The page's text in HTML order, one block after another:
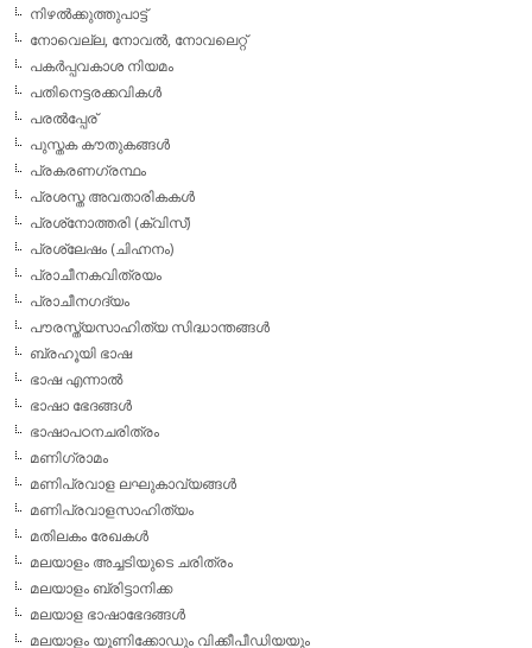
നിഴല്‍ക്കുത്തുപാട്ട്
നോവെല്ല, നോവല്‍, നോവലെറ്റ്
പകര്‍പ്പവകാശ നിയമം
പതിനെട്ടരക്കവികള്‍
പരല്‍പ്പേര്
പുസ്തക കൗതുകങ്ങള്‍
പ്രകരണഗ്രന്ഥം
പ്രശസ്ത അവതാരികകള്‍
പ്രശ്‌നോത്തരി (ക്വിസ്)
പ്രശ്ലേഷം (ചിഹ്നനം)
പ്രാചീനകവിത്രയം
പ്രാചീനഗദ്യം
പൗരസ്ത്യസാഹിത്യ സിദ്ധാന്തങ്ങള്‍
ബ്രഹൂയി ഭാഷ
ഭാഷ എന്നാല്‍
ഭാഷാ ഭേദങ്ങള്‍
ഭാഷാപഠനചരിത്രം
മണിഗ്രാമം
മണിപ്രവാള ലഘുകാവ്യങ്ങള്‍
മണിപ്രവാളസാഹിത്യം
മതിലകം രേഖകള്‍
മലയാളം അച്ചടിയുടെ ചരിത്രം
മലയാളം ബ്രിട്ടാനിക്ക
മലയാള ഭാഷാഭേദങ്ങള്‍
മലയാളം യൂണിക്കോഡും വിക്കീപീഡിയയും